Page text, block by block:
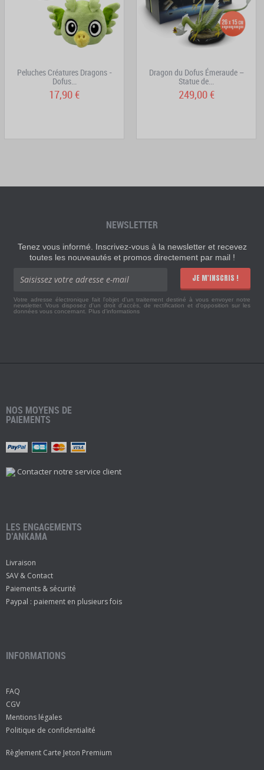
Peluches Créatures Dragons -
Dofus...
17,90 €
Dragon du Dofus Émeraude –
Statue de...
249,00 €
NEWSLETTER
Tenez vous informé. Inscrivez-vous à la newsletter et recevez
toutes les nouveautés et promos directement par mail !
JE M'INSCRIS !
Votre adresse électronique fait l'objet d'un traitement destiné à vous envoyer notre
newsletter. Vous disposez d'un droit d'accès, de rectification et d'opposition sur les
données vous concernant. Plus d'informations
NOS MOYENS DE
PAIEMENTS
Contacter notre service client
LES ENGAGEMENTS
D’ANKAMA
Livraison
SAV & Contact
Paiements & sécurité
Paypal : paiement en plusieurs fois
INFORMATIONS
FAQ
CGV
Mentions légales
Politique de confidentialité
Règlement Carte Jeton Premium